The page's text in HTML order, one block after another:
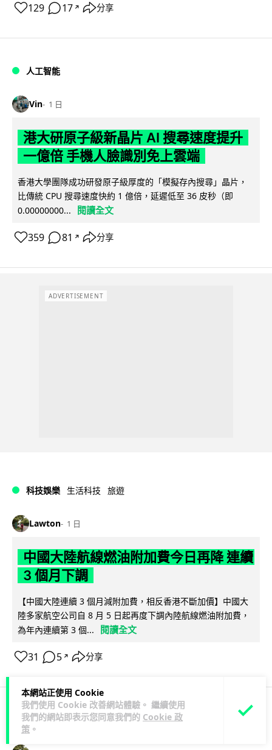
本網站正使用 Cookie
我們使用 Cookie 改善網站體驗。 繼續使用
我們的網站即表示您同意我們的 Cookie 政
策 。
129 17 ↗ 分享
人工智能
Vin 1 日
港大研原子級新晶片 AI 搜尋速度提升
一億倍 手機人臉識別免上雲端
香港大學團隊成功研發原子級厚度的「模擬存內搜尋」晶片，
比傳統 CPU 搜尋速度快約 1 億倍，延遲低至 36 皮秒（即
0.00000000...
閱讀全文
359 81 ↗ 分享
ADVERTISEMENT
科技娛樂 生活科技 旅遊
Lawton 1 日
中國大陸航線燃油附加費今日再降 連續
3 個月下調
【中國大陸連續 3 個月減附加費，相反香港不斷加價】中國大
陸多家航空公司自 8 月 5 日起再度下調內陸航線燃油附加費，
為年內連續第 3 個...
閱讀全文
31 5 ↗ 分享
科技娛樂 生活科技 區塊鏈